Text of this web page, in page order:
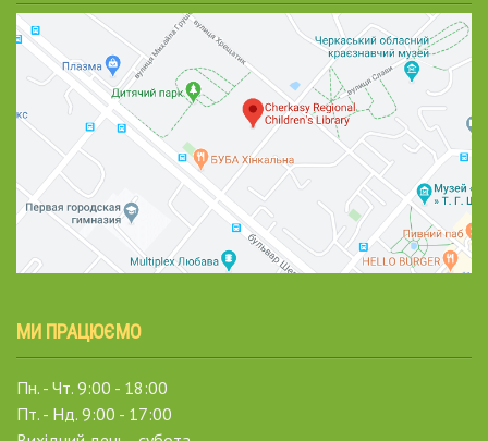
МИ ПРАЦЮЄМО
Пн. - Чт. 9:00 - 18:00
Пт. - Нд. 9:00 - 17:00